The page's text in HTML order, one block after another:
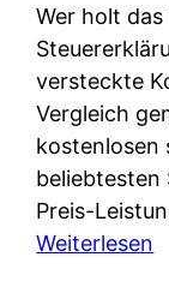
u
n
f
t
e
i
e
t
e
I
R
:
W
Wer holt
versteckte
Vergleich
kostenlosen
beliebtesten
Preis-
Weiterlesen